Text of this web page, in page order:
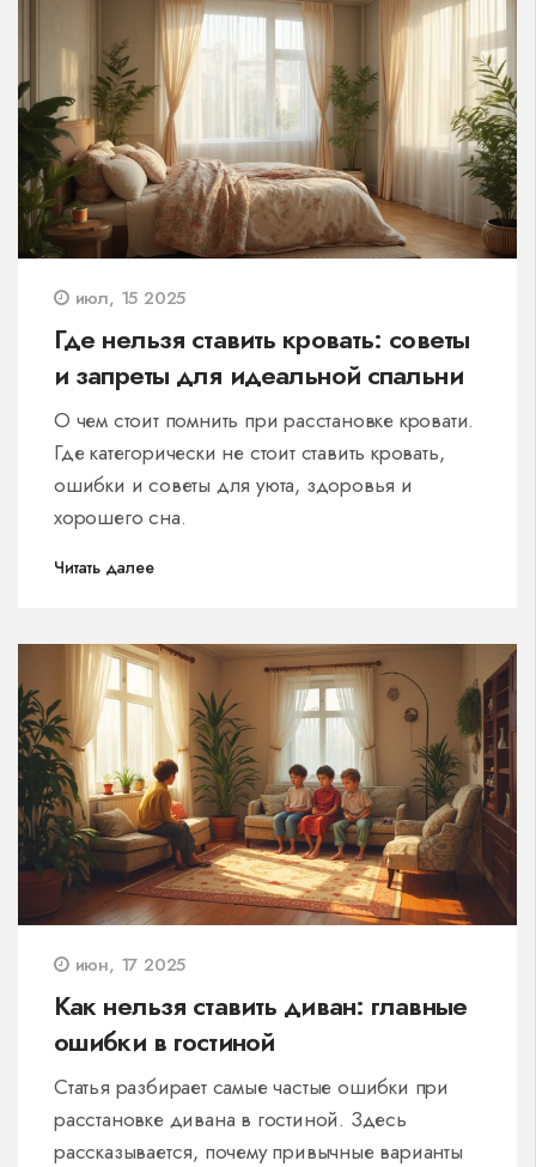
июл, 15 2025
Где нельзя ставить кровать: советы
и запреты для идеальной спальни
О чем стоит помнить при расстановке кровати.
Где категорически не стоит ставить кровать,
ошибки и советы для уюта, здоровья и
хорошего сна.
Читать далее
июн, 17 2025
Как нельзя ставить диван: главные
ошибки в гостиной
Статья разбирает самые частые ошибки при
расстановке дивана в гостиной. Здесь
рассказывается, почему привычные варианты